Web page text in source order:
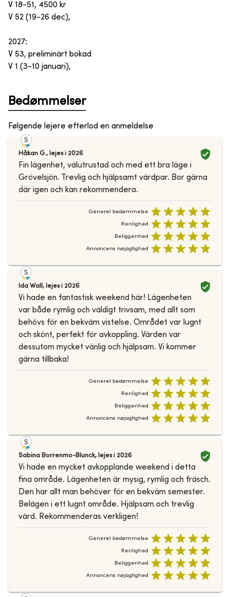
V 18-51, 4500 kr
V 52 (19-26 dec),
2027:
V 53, preliminärt bokad
V 1 (3-10 januari),
Bedømmelser
Følgende lejere efterlod en anmeldelse
Håkan G., lejes i 2026
Fin lägenhet, välutrustad och med ett bra läge i
Grövelsjön. Trevlig och hjälpsamt värdpar. Bor gärna
där igen och kan rekommendera.
Generel bedømmelse
Renlighed
Beliggenhed
Annoncens nøjagtighed
Ida Wall , lejes i 2026
Vi hade en fantastisk weekend här! Lägenheten
var både rymlig och väldigt trivsam, med allt som
behövs för en bekväm vistelse. Området var lugnt
och skönt, perfekt för avkoppling. Värden var
dessutom mycket vänlig och hjälpsam. Vi kommer
gärna tillbaka!
Generel bedømmelse
Renlighed
Beliggenhed
Annoncens nøjagtighed
Sabina Borrenmo-Blunck, lejes i 2026
Vi hade en mycket avkopplande weekend i detta
fina område. Lägenheten är mysig, rymlig och fräsch.
Den har allt man behöver för en bekväm semester.
Belägen i ett lugnt område. Hjälpsam och trevlig
värd. Rekommenderas verkligen!
Generel bedømmelse
Renlighed
Beliggenhed
Annoncens nøjagtighed